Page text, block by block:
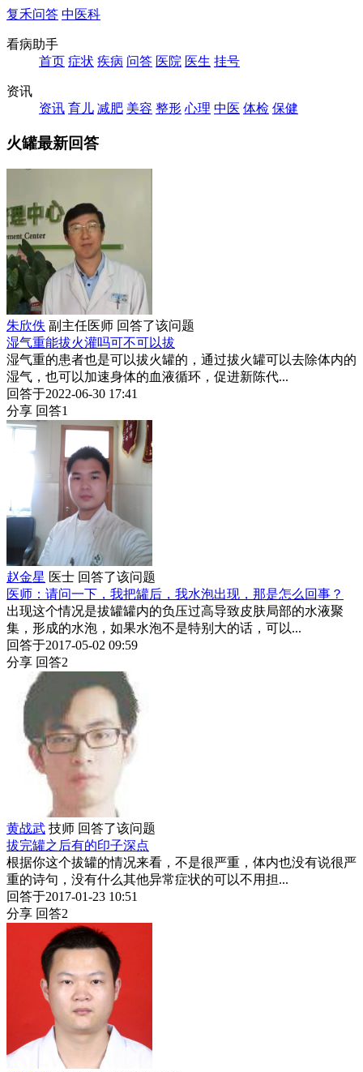
复禾问答 中医科
看病助手
首页 症状 疾病 问答 医院 医生 挂号
资讯
资讯 育儿 减肥 美容 整形 心理 中医 体检 保健
火罐最新回答
朱欣佚 副主任医师 回答了该问题
湿气重能拔火灌吗可不可以拔
湿气重的患者也是可以拔火罐的，通过拔火罐可以去除体内的
湿气，也可以加速身体的血液循环，促进新陈代...
回答于2022-06-30 17:41
分享 回答1
赵金星 医士 回答了该问题
医师：请问一下，我把罐后，我水泡出现，那是怎么回事？
出现这个情况是拔罐罐内的负压过高导致皮肤局部的水液聚
集，形成的水泡，如果水泡不是特别大的话，可以...
回答于2017-05-02 09:59
分享 回答2
黄战武 技师 回答了该问题
拔完罐之后有的印子深点
根据你这个拔罐的情况来看，不是很严重，体内也没有说很严
重的诗句，没有什么其他异常症状的可以不用担...
回答于2017-01-23 10:51
分享 回答2